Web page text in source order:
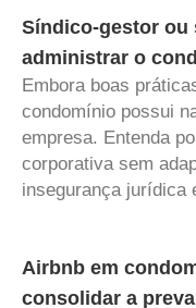
Síndico-gestor ou
administrar o
Embora boas
condomínio possui
empresa. Entenda
corporativa sem
insegurança jurídica
Airbnb em
consolidar a